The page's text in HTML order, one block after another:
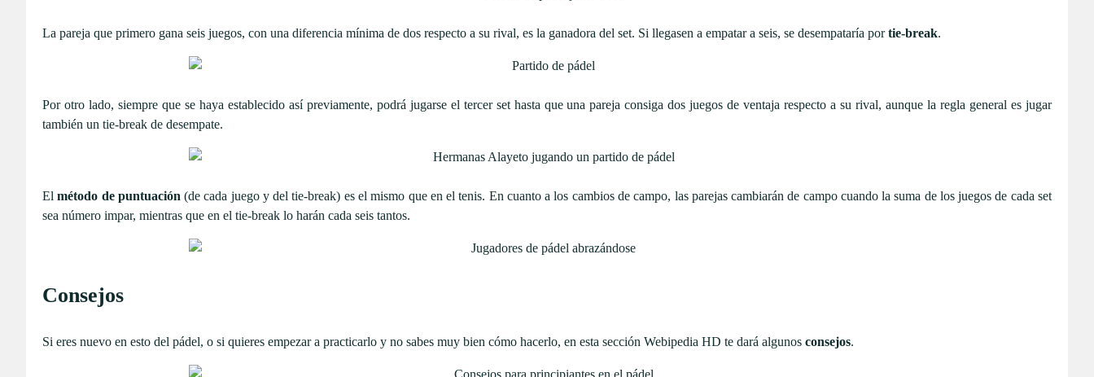
La pareja que primero gana seis juegos, con una diferencia mínima de dos respecto a su rival, es la ganadora del set. Si llegasen a empatar a seis, se desempataría portie-break.
Por otro lado, siempre que se haya establecido así previamente, podrá jugarse el tercer set hasta que una pareja consiga dos juegos de ventaja respecto a su rival, aunque la regla general es jugar
también un tie-break de desempate.
Elmétodo de puntuación (de cada juego y del tie-break) es el mismo que en el tenis. En cuanto a los cambios de campo, las parejas cambiarán de campo cuando la suma de los juegos de cada set
sea número impar, mientras que en el tie-break lo harán cada seis tantos.
Consejos
Si eres nuevo en esto del pádel, o si quieres empezar a practicarlo y no sabes muy bien cómo hacerlo, en esta sección Webipedia HD te dará algunos consejos.